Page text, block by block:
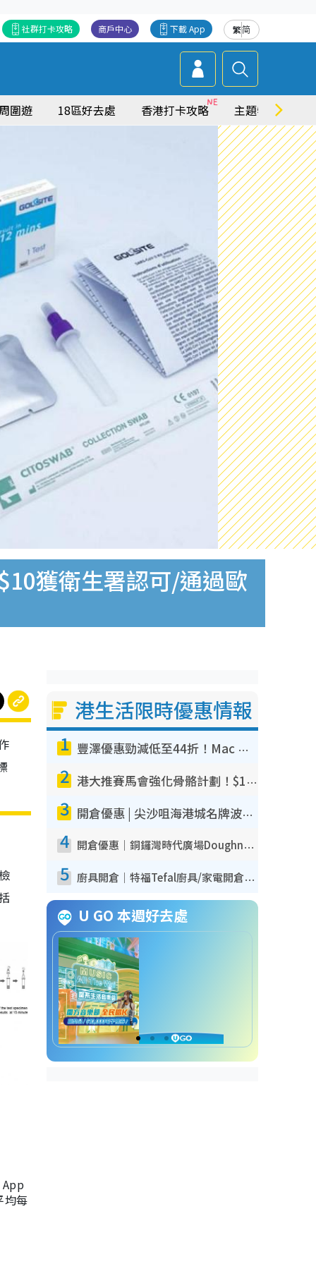
繁简
下載 App
商戶中心
社群打卡攻略
圍遊 18區好去處 香港打卡攻略 主題特集
獲衛生署認可/通過歐
均每
港生活限時優惠情報
1 豐澤優惠勁減低至44折！Mac mini/iPhone17Pro大減價！廚房家電$220起
2 港大推賽馬會強化骨骼計劃！$100骨質密度X光檢查 完成免費運動訓練送超市禮券！附參加資格
3 開倉優惠 | 尖沙咀海港城名牌波鞋開倉低至1折！On鞋$899起／Joy&Peace鞋履$98起
4 開倉優惠｜銅鑼灣時代廣場Doughnut/Campo Marzio開倉低至1折！背囊、書包、手袋劈價$200起
5 廚具開倉｜特福Tefal廚具/家電開倉低至3折！$220起買平底鍋/炒鑊/湯煲！電飯煲/吸塵機/燙斗$418起
U GO 本週好去處